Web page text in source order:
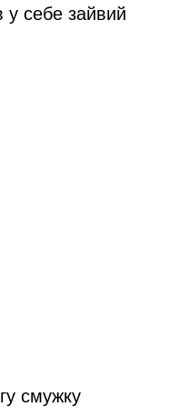
у себе зайвий
смужку